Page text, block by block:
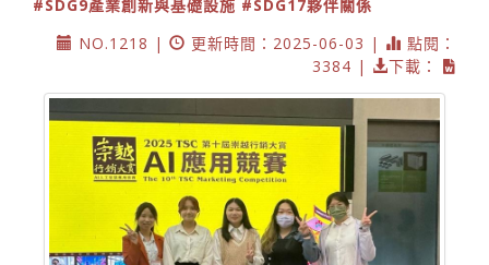
#SDG9產業創新與基礎設施 #SDG17夥伴關係
NO.1218 |
更新時間：2025-06-03 |
點閱：
3384 |
下載：